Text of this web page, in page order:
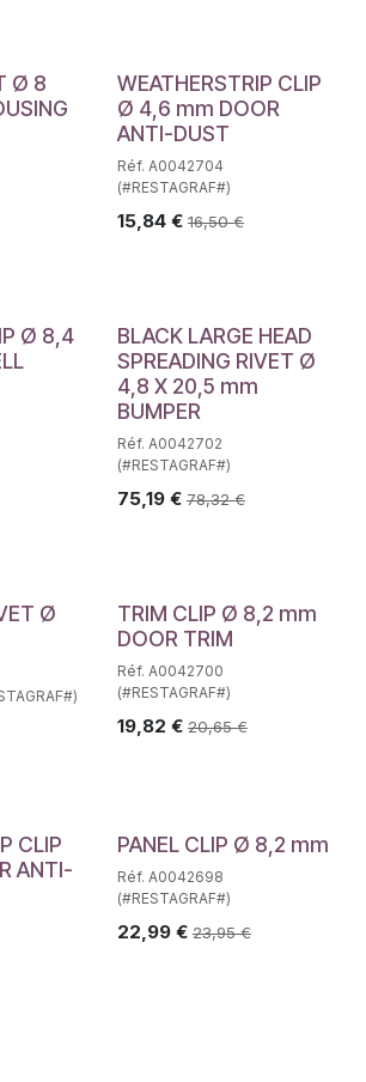
Ø 8
WEATHERSTRIP CLIP
Ø 4,6 mm DOOR
ANTI-DUST
Réf. A0042704
(#RESTAGRAF#)
15,84€ 16,50€
Ø 8,4
BLACK LARGE HEAD
SPREADING RIVET Ø
4,8 X 20,5 mm
BUMPER
Réf. A0042702
(#RESTAGRAF#)
75,19€ 78,32€
Ø
TRIM CLIP Ø 8,2 mm
DOOR TRIM
Réf. A0042700
(#RESTAGRAF#)
19,82 € 20,65€
CLIP
ANTI-
PANEL CLIP Ø 8,2 mm
Réf. A0042698
(#RESTAGRAF#)
22,99€ 23,95€